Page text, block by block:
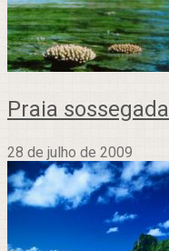
Praia sossegada
28 de julho de 2009